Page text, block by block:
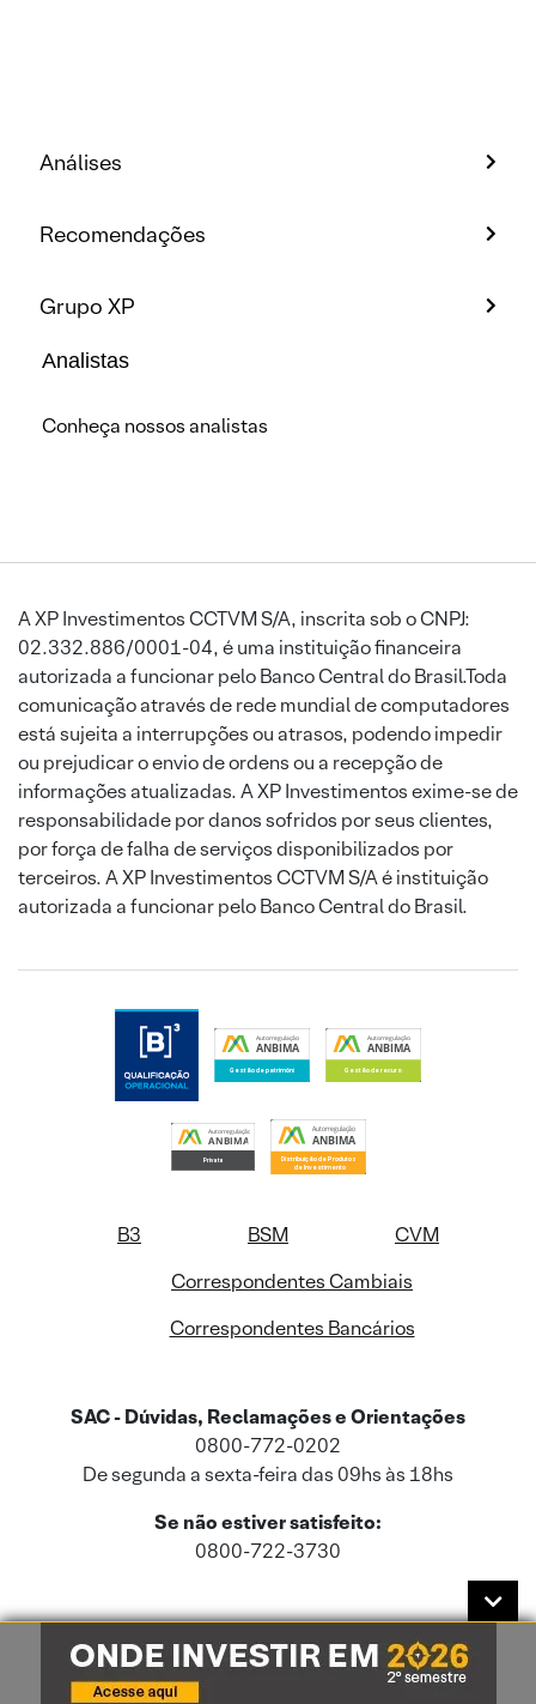
Análises
Recomendações
Grupo XP
Analistas
Conheça nossos analistas
A XP Investimentos CCTVM S/A, inscrita sob o CNPJ:
02.332.886/0001-04, é uma instituição financeira
autorizada a funcionar pelo Banco Central do Brasil.Toda
comunicação através de rede mundial de computadores
está sujeita a interrupções ou atrasos, podendo impedir
ou prejudicar o envio de ordens ou a recepção de
informações atualizadas. A XP Investimentos exime-se de
responsabilidade por danos sofridos por seus clientes,
por força de falha de serviços disponibilizados por
terceiros. A XP Investimentos CCTVM S/A é instituição
autorizada a funcionar pelo Banco Central do Brasil.
B3 BSM
CVM
Correspondentes Cambiais
Correspondentes Bancários
SAC - Dúvidas, Reclamações e Orientações
0800-772-0202
De segunda a sexta-feira das 09hs às 18hs
Se não estiver satisfeito:
0800-722-3730
Este site usa cookies e dados pessoais de acordo com a nossaPolítica de
Cookies
e a nossaPolítica de Privacidade.